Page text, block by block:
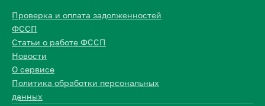
Проверка и оплата задолженностей
ФССП
Статьи о работе ФССП
Новости
О сервисе
Политика обработки персональных
данных